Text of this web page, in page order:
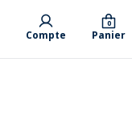
Compte Panier
0